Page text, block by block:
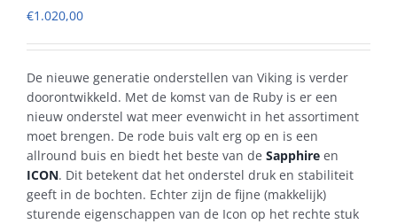
€1.020,00
De nieuwe generatie onderstellen van Viking is verder
doorontwikkeld. Met de komst van de Ruby is er een
nieuw onderstel wat meer evenwicht in het assortiment
moet brengen. De rode buis valt erg op en is een
allround buis en biedt het beste van de Sapphire en
ICON. Dit betekent dat het onderstel druk en stabiliteit
geeft in de bochten. Echter zijn de fijne (makkelijk)
sturende eigenschappen van de Icon op het rechte stuk